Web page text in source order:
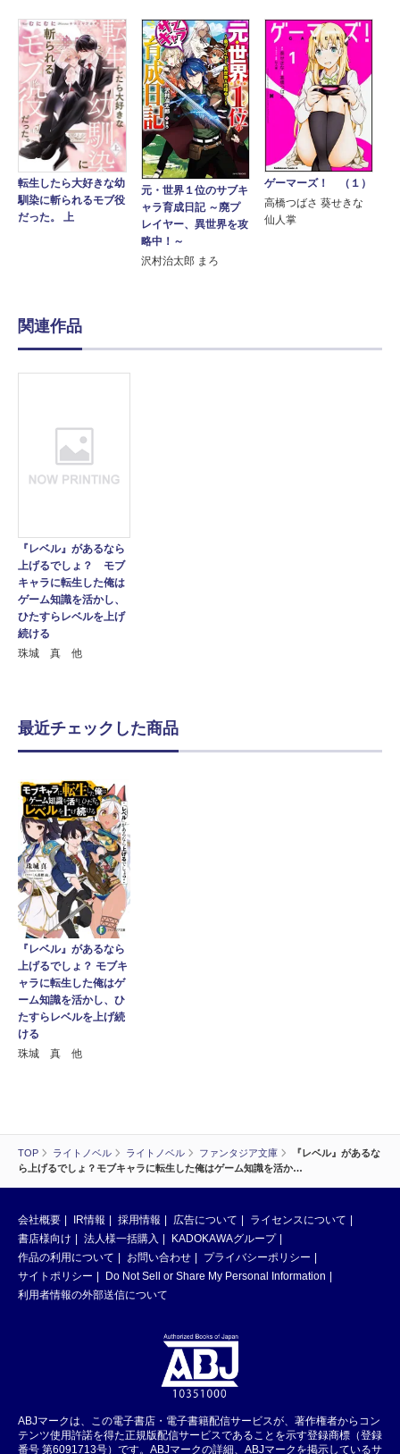
TOP ライトノベル ライトノベル ファンタジア文庫
『レベル』があるな
ら上げるでしょ？モブキャラに転生した俺はゲーム知識を活か…
転生したら大好きな幼
馴染に斬られるモブ役
だった。 上
元・世界１位のサブキ
ャラ育成日記 ～廃プ
レイヤー、異世界を攻
略中！～
沢村治太郎 まろ
ゲーマーズ！ （１）
高橋つばさ 葵せきな
仙人掌
関連作品
『レベル』があるなら
上げるでしょ？ モブ
キャラに転生した俺は
ゲーム知識を活かし、
ひたすらレベルを上げ
続ける
珠城 真 他
最近チェックした商品
『レベル』があるなら
上げるでしょ？ モブキ
ャラに転生した俺はゲ
ーム知識を活かし、ひ
たすらレベルを上げ続
ける
珠城 真 他
会社概要 IR情報 採用情報 広告について
ライセンスについて
書店様向け
法人様一括購入
KADOKAWAグループ
作品の利用について
お問い合わせ
プライバシーポリシー
サイトポリシー
Do Not Sell or Share My Personal Information
利用者情報の外部送信について
ABJマークは、この電子書店・電子書籍配信サービスが、著作権者からコン
テンツ使用許諾を得た正規版配信サービスであることを示す登録商標（登録
番号 第6091713号）です。ABJマークの詳細、ABJマークを掲示しているサ